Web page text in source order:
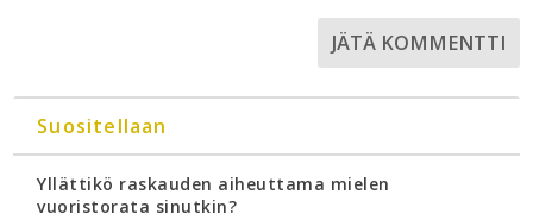
Suositellaan
Yllättikö raskauden aiheuttama mielen
vuoristorata sinutkin?